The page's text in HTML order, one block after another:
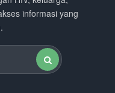
informasi yang